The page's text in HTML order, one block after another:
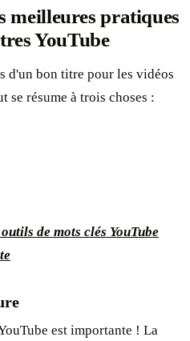
meilleures pratiques
YouTube
d'un bon titre pour les vidéos
se résume à trois choses :
de mots clés YouTube
est importante ! La